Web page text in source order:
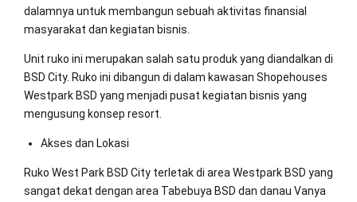
dalamnya untuk membangun sebuah aktivitas finansial
masyarakat dan kegiatan bisnis.
Unit ruko ini merupakan salah satu produk yang diandalkan di
BSD City. Ruko ini dibangun di dalam kawasan Shopehouses
Westpark BSD yang menjadi pusat kegiatan bisnis yang
mengusung konsep resort.
Akses dan Lokasi
Ruko West Park BSD City terletak di area Westpark BSD yang
sangat dekat dengan area Tabebuya BSD dan danau Vanya